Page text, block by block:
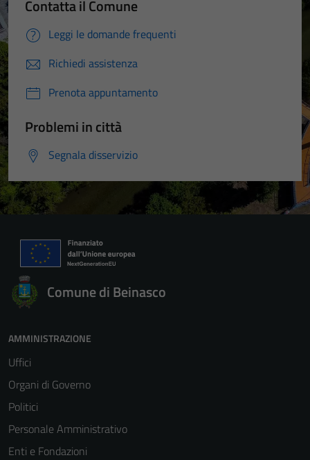
Contatta il Comune
Leggi le domande frequenti
Richiedi assistenza
Prenota appuntamento
Problemi in città
Segnala disservizio
Comune di Beinasco
AMMINISTRAZIONE
Uffici
Organi di Governo
Politici
Personale Amministrativo
Enti e Fondazioni